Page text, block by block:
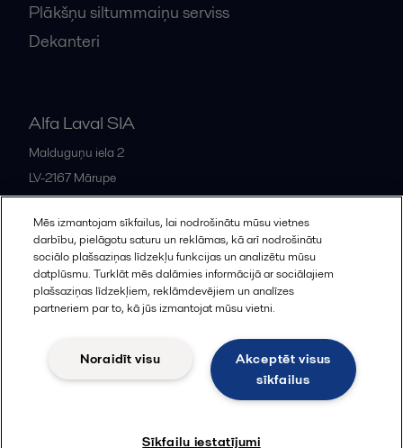
Plākšņu siltummaiņu serviss
Dekanteri
Alfa Laval SIA
Malduguņu iela 2
LV-2167 Mārupe
Latvia
+371 678 285 08
All offices and partners
© 2015-2026, ALFA LAVAL
Cookies policy Legal terms and conditions
Mēs izmantojam sīkfailus, lai nodrošinātu mūsu vietnes
darbību, pielāgotu saturu un reklāmas, kā arī nodrošinātu
sociālo plašsaziņas līdzekļu funkcijas un analizētu mūsu
datplūsmu. Turklāt mēs dalāmies informācijā ar sociālajiem
plašsaziņas līdzekļiem, reklāmdevējiem un analīzes
partneriem par to, kā jūs izmantojat mūsu vietni.
Akceptēt visus
sīkfailus
Noraidīt visu
Sīkfailu iestatījumi